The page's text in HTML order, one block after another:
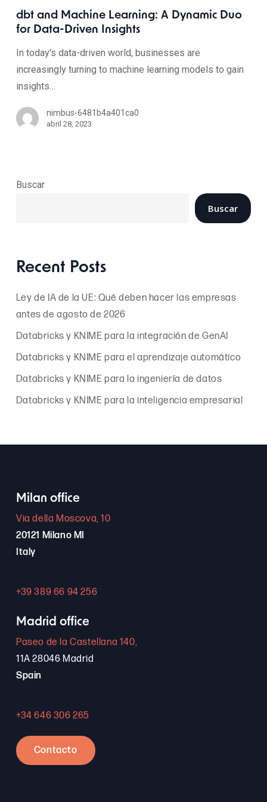
dbt and Machine Learning: A Dynamic Duo
for Data-Driven Insights
In today's data-driven world, businesses are
increasingly turning to machine learning models to gain
insights…
nimbus-6481b4a401ca0
abril 28, 2023
Buscar
Buscar
Recent Posts
Ley de IA de la UE: Qué deben hacer las empresas
antes de agosto de 2026
Databricks y KNIME para la integración de GenAI
Databricks y KNIME para el aprendizaje automático
Databricks y KNIME para la ingeniería de datos
Databricks y KNIME para la inteligencia empresarial
Milan office
Via della Moscova, 10
20121 Milano MI
Italy
+39 389 66 94 256
Madrid office
Paseo de la Castellana 140,
11A 28046 Madrid
Spain
+34 646 306 265
Contacto